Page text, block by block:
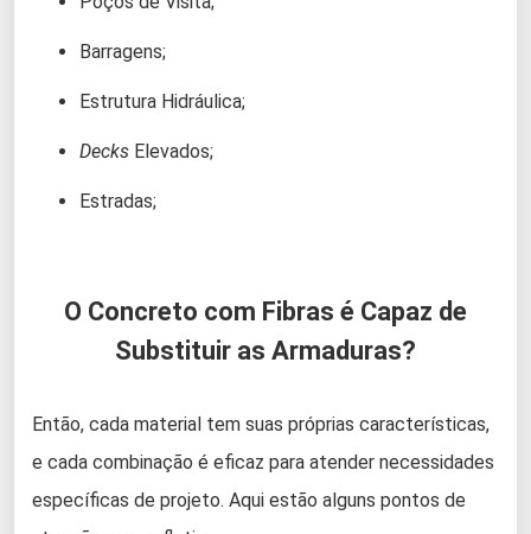
Barragens;
Estrutura Hidráulica;
Decks Elevados;
Estradas;
O Concreto com Fibras é Capaz de
Substituir as Armaduras?
Então, cada material tem suas próprias características,
e cada combinação é eficaz para atender necessidades
específicas de projeto. Aqui estão alguns pontos de